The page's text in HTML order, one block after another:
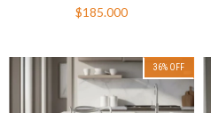
$185.000
36% OFF